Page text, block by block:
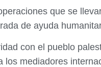
que se
de ayuda
con el pueblo
los mediadores